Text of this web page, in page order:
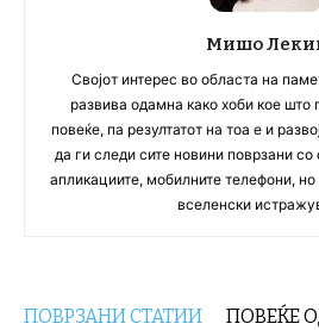
Мишо
Својот интерес во областа на
развива одамна како хоби кое што
повеќе, па резултатот на тоа е и
да ги следи сите новини поврзани
апликациите, мобилните телефони,
вселенски
ПОВРЗАНИ СТАТИИ ПОВЕЌЕ